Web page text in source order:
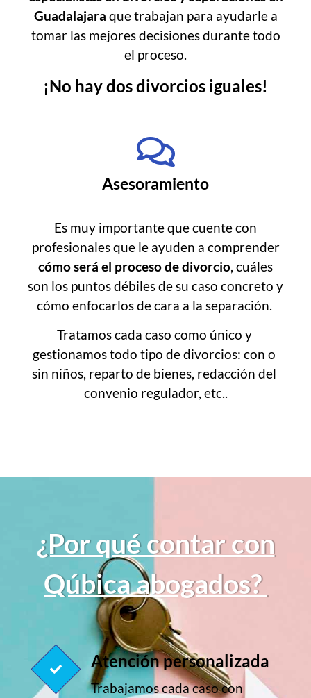
Guadalajara que trabajan para ayudarle a
tomar las mejores decisiones durante todo
el proceso.
¡No hay dos divorcios iguales!
Asesoramiento
Es muy importante que cuente con
profesionales que le ayuden a comprender
cómo será el proceso de divorcio, cuáles
son los puntos débiles de su caso concreto y
cómo enfocarlos de cara a la separación.
Tratamos cada caso como único y
gestionamos todo tipo de divorcios: con o
sin niños, reparto de bienes, redacción del
convenio regulador, etc..
¿Por qué contar con
Qúbica abogados?
Atención personalizada
Trabajamos cada caso con